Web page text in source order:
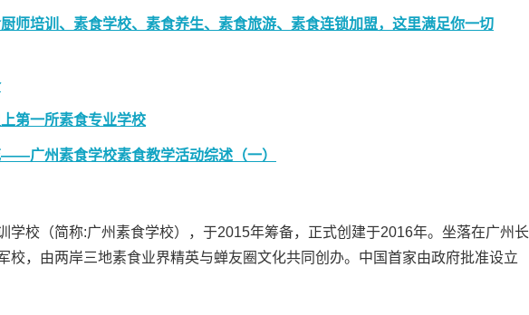
师培训、素食学校、素食养生、素食旅游、素食连锁加盟，这里满足你一切
第一所素食专业学校
广州素食学校素食教学活动综述（一）
学校（简称:广州素食学校），于2015年筹备，正式创建于2016年。坐落在广州长
校，由两岸三地素食业界精英与蝉友圈文化共同创办。中国首家由政府批准设立